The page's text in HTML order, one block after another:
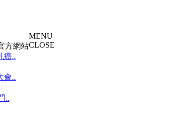
方網站
癌..
會..
..
MENU
CLOSE